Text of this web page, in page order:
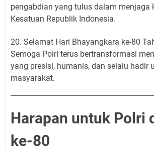
pengabdian yang tulus dalam menjaga
Kesatuan Republik Indonesia.
20. Selamat Hari Bhayangkara ke-80
Semoga Polri terus bertransformasi
yang presisi, humanis, dan selalu hadir
masyarakat.
Harapan untuk Polri
ke-80